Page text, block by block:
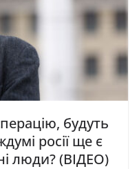
будуть
росії ще є
люди? (ВІДЕО)